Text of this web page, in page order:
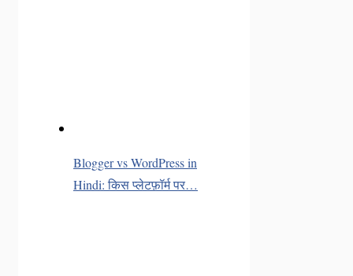
Blogger vs WordPress in
Hindi: किस प्लेटफ़ॉर्म पर…